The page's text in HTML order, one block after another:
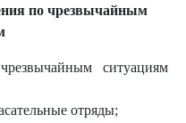
по чрезвычайным
ситуациям
отряды;